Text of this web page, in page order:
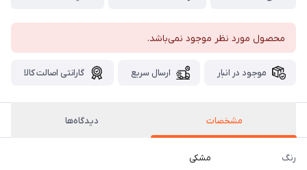
محصول مورد نظر موجود نمی‌باشد.
موجود در انبار ارسال سریع گارانتی اصالت کالا
مشخصات دیدگاه‌ها
رنگ مشکی